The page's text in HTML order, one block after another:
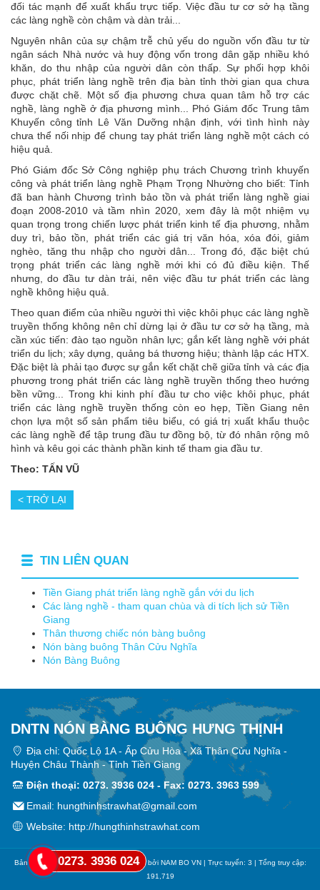
0273. 3936 024
đối tác mạnh để xuất khẩu trực tiếp. Việc đầu tư cơ sở hạ tầng
các làng nghề còn chậm và dàn trải...
Nguyên nhân của sự chậm trễ chủ yếu do nguồn vốn đầu tư từ
ngân sách Nhà nước và huy động vốn trong dân gặp nhiều khó
khăn, do thu nhập của người dân còn thấp. Sự phối hợp khôi
phục, phát triển làng nghề trên địa bàn tỉnh thời gian qua chưa
được chặt chẽ. Một số địa phương chưa quan tâm hỗ trợ các
nghề, làng nghề ở địa phương mình... Phó Giám đốc Trung tâm
Khuyến công tỉnh Lê Văn Dưỡng nhận định, với tình hình này
chưa thể nối nhịp để chung tay phát triển làng nghề một cách có
hiệu quả.
Phó Giám đốc Sở Công nghiệp phụ trách Chương trình khuyến
công và phát triển làng nghề Phạm Trọng Nhường cho biết: Tỉnh
đã ban hành Chương trình bảo tồn và phát triển làng nghề giai
đoạn 2008-2010 và tầm nhìn 2020, xem đây là một nhiệm vụ
quan trọng trong chiến lược phát triển kinh tế địa phương, nhằm
duy trì, bảo tồn, phát triển các giá trị văn hóa, xóa đói, giảm
nghèo, tăng thu nhập cho người dân... Trong đó, đặc biệt chú
trọng phát triển các làng nghề mới khi có đủ điều kiện. Thế
nhưng, do đầu tư dàn trải, nên việc đầu tư phát triển các làng
nghề không hiệu quả.
Theo quan điểm của nhiều người thì việc khôi phục các làng nghề
truyền thống không nên chỉ dừng lại ở đầu tư cơ sở hạ tầng, mà
cần xúc tiến: đào tạo nguồn nhân lực; gắn kết làng nghề với phát
triển du lịch; xây dựng, quảng bá thương hiệu; thành lập các HTX.
Ðặc biệt là phải tạo được sự gắn kết chặt chẽ giữa tỉnh và các địa
phương trong phát triển các làng nghề truyền thống theo hướng
bền vững... Trong khi kinh phí đầu tư cho việc khôi phục, phát
triển các làng nghề truyền thống còn eo hẹp, Tiền Giang nên
chọn lựa một số sản phẩm tiêu biểu, có giá trị xuất khẩu thuộc
các làng nghề để tập trung đầu tư đồng bộ, từ đó nhân rộng mô
hình và kêu gọi các thành phần kinh tế tham gia đầu tư.
Theo: TẤN VŨ
< TRỞ LẠI
TIN LIÊN QUAN
Tiền Giang phát triển làng nghề gắn với du lịch
Các làng nghề - tham quan chùa và di tích lịch sử Tiền
Giang
Thân thương chiếc nón bàng buông
Nón bàng buông Thân Cửu Nghĩa
Nón Bàng Buông
DNTN NÓN BÀNG BUÔNG HƯNG THỊNH
Địa chỉ: Quốc Lộ 1A - Ấp Cửu Hòa - Xã Thân Cửu Nghĩa -
Huyện Châu Thành - Tỉnh Tiền Giang
Điện thoại: 0273. 3936 024 - Fax: 0273. 3963 599
Email: hungthinhstrawhat@gmail.com
Website: http://hungthinhstrawhat.com
Bản quyền © Nón Hưng Thịnh. Thiết kế bởi NAM BO VN| Trực tuyến: 3 | Tổng truy cập:
191,719